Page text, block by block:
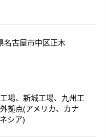
名古屋市中区正木
場、新城工場、九州工
拠点(アメリカ、カナ
シア)